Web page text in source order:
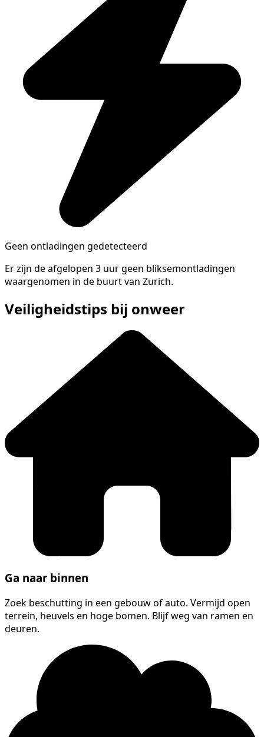
Geen ontladingen gedetecteerd
Er zijn de afgelopen 3 uur geen bliksemontladingen
waargenomen in de buurt van Zurich.
Veiligheidstips bij onweer
Ga naar binnen
Zoek beschutting in een gebouw of auto. Vermijd open
terrein, heuvels en hoge bomen. Blijf weg van ramen en
deuren.